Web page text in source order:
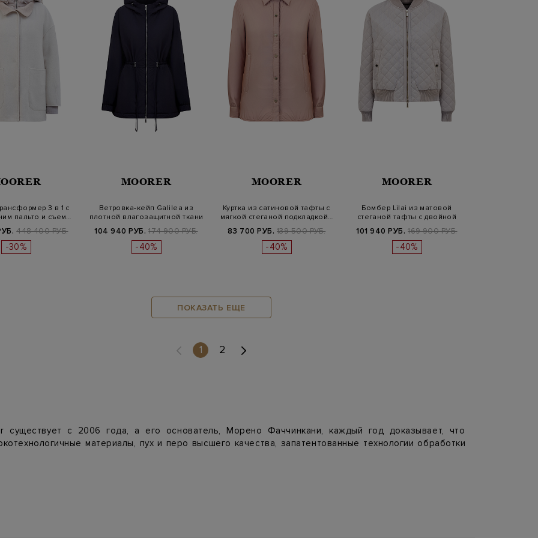
3 в 1 с
пальто и съем…
448 400 РУБ.
-30%
MOORER
Ветровка-кейп Galilea из
плотной влагозащитной ткани
A…
104 940 РУБ. 174 900 РУБ.
-40%
MOORER
Куртка из сатиновой тафты с
мягкой стеганой подкладкой…
83 700 РУБ. 139 500 РУБ.
-40%
MOORER
Бомбер Lilai из матовой
стеганой тафты с двойной
засте…
101 940 РУБ. 169 900 РУБ.
-40%
ПОКАЗАТЬ ЕЩЕ
1(current)
2
существует с 2006 года, а его основатель, Морено Фаччинкани, каждый год доказывает, что
материалы, пух и перо высшего качества, запатентованные технологии обработки